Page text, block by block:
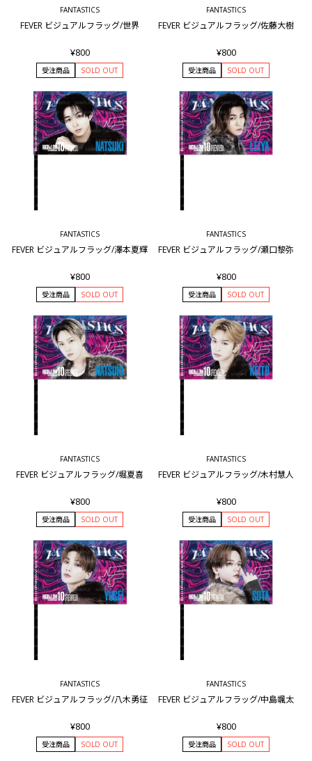
FANTASTICS
FEVER ビジュアルフラッグ/世界
¥800
受注商品 SOLD OUT
FANTASTICS
FEVER ビジュアルフラッグ/佐藤大樹
¥800
受注商品 SOLD OUT
FANTASTICS
FEVER ビジュアルフラッグ/澤本夏輝
¥800
受注商品 SOLD OUT
FANTASTICS
FEVER ビジュアルフラッグ/瀬口黎弥
¥800
受注商品 SOLD OUT
FANTASTICS
FEVER ビジュアルフラッグ/堀夏喜
¥800
受注商品 SOLD OUT
FANTASTICS
FEVER ビジュアルフラッグ/木村慧人
¥800
受注商品 SOLD OUT
FANTASTICS
FEVER ビジュアルフラッグ/八木勇征
¥800
受注商品 SOLD OUT
FANTASTICS
FEVER ビジュアルフラッグ/中島颯太
¥800
受注商品 SOLD OUT